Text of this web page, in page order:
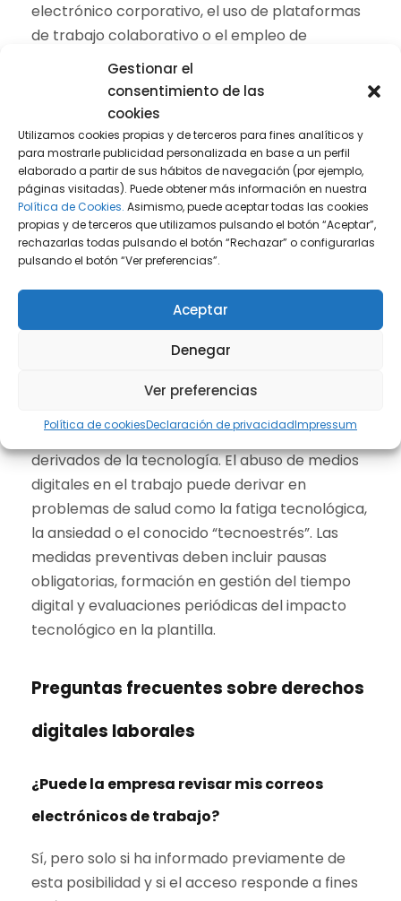
Gestionar el
consentimiento de las
cookies
Utilizamos cookies propias y de terceros para fines analíticos y
para mostrarle publicidad personalizada en base a un perfil
elaborado a partir de sus hábitos de navegación (por ejemplo,
páginas visitadas). Puede obtener más información en nuestra
Política de Cookies. Asimismo, puede aceptar todas las cookies
propias y de terceros que utilizamos pulsando el botón “Aceptar”,
rechazarlas todas pulsando el botón “Rechazar” o configurarlas
pulsando el botón “Ver preferencias”.
Aceptar
Denegar
Ver preferencias
Política de cookiesDeclaración de privacidadImpressum
electrónico corporativo, el uso de plataformas
de trabajo colaborativo o el empleo de
dispositivos móviles. En todos los casos, estas
normas deben ser coherentes con los
principios de proporcionalidad y respeto a la
intimidad.
La normativa también obliga al empleador a
elaborar un plan de desconexión digital que
garantice el descanso efectivo del trabajador
fuera del horario. Esto implica, por ejemplo,
evitar enviar comunicaciones fuera de horario,
así como fomentar una cultura empresarial
que respete el tiempo personal del equipo.
tenga en cuenta los riesgos psicosociales
derivados de la tecnología. El abuso de medios
digitales en el trabajo puede derivar en
problemas de salud como la fatiga tecnológica,
la ansiedad o el conocido “tecnoestrés”. Las
medidas preventivas deben incluir pausas
obligatorias, formación en gestión del tiempo
digital y evaluaciones periódicas del impacto
tecnológico en la plantilla.
Preguntas frecuentes sobre derechos
digitales laborales
¿Puede la empresa revisar mis correos
electrónicos de trabajo?
Sí, pero solo si ha informado previamente de
esta posibilidad y si el acceso responde a fines